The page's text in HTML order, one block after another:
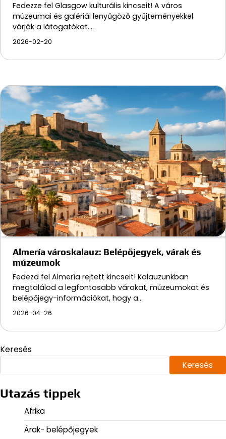
Fedezze fel Glasgow kulturális kincseit! A város
múzeumai és galériái lenyűgöző gyűjteményekkel
várják a látogatókat.…
2026-02-20
Almería városkalauz: Belépőjegyek, várak és
múzeumok
Fedezd fel Almería rejtett kincseit! Kalauzunkban
megtalálod a legfontosabb várakat, múzeumokat és
belépőjegy-információkat, hogy a…
2026-04-26
Keresés
Keresés
Utazás tippek
Afrika
Árak- belépőjegyek